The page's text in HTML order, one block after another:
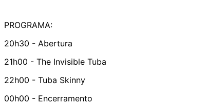
PROGRAMA:
20h30 - Abertura
21h00 - The Invisible Tuba
22h00 - Tuba Skinny
00h00 - Encerramento